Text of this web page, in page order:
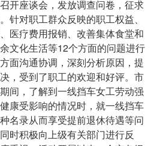
开座谈会，发放调查问卷，征求
针对职工群众反映的职工权益、
医疗费用报销、改善集体食堂和
文化生活等12个方面的问题进行
面沟通协调，深刻分析原因，提
，受到了职工的欢迎和好评。市
间，了解到一线挡车女工劳动强
康受影响的情况时，就一线挡车
名录从而享受提前退休待遇等问
时积极向上级有关部门进行反